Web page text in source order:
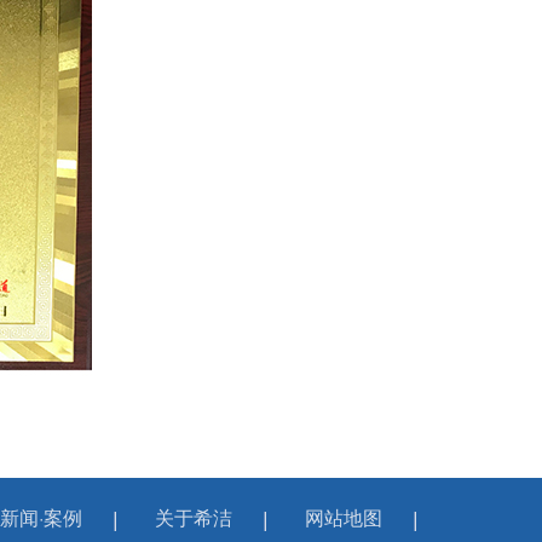
新闻·案例 关于希洁 网站地图